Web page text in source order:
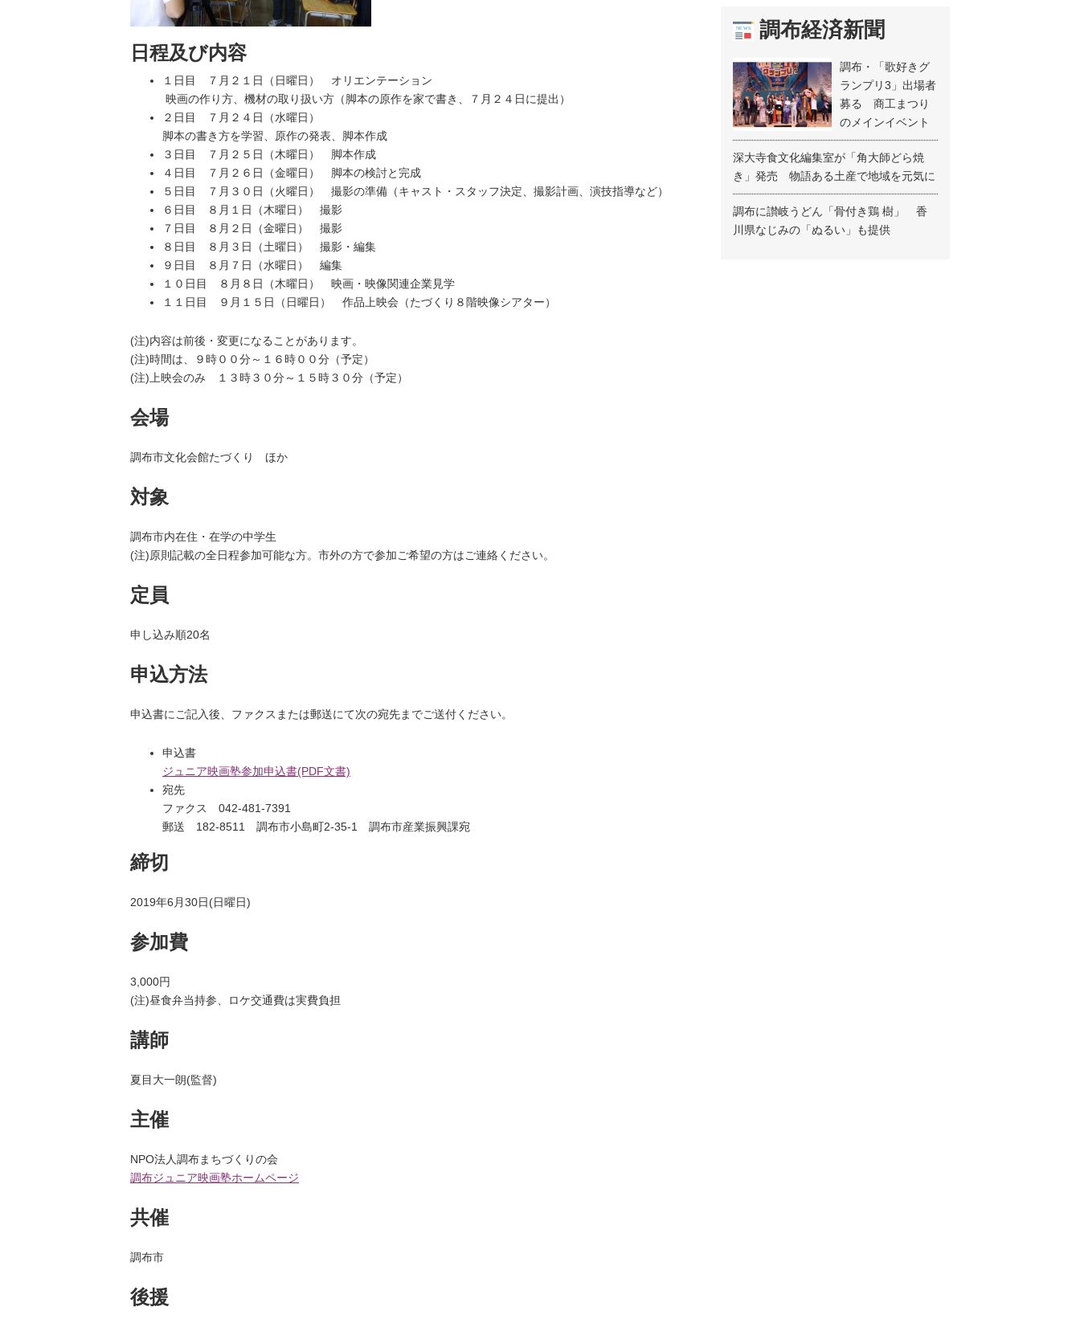
日程及び内容
１日目 ７月２１日（日曜日） オリエンテーション
映画の作り方、機材の取り扱い方 （脚本の原作を家で書き、７月２４日に提出）
２日目 ７月２４日（水曜日）
脚本の書き方を学習、原作の発表、脚本作成
３日目 ７月２５日（木曜日） 脚本作成
４日目 ７月２６日（金曜日） 脚本の検討と完成
５日目 ７月３０日（火曜日） 撮影の準備（キャスト・スタッフ決定、撮影計画、演技指導など）
６日目 ８月１日（木曜日） 撮影
７日目 ８月２日（金曜日） 撮影
８日目 ８月３日（土曜日） 撮影・編集
９日目 ８月７日（水曜日） 編集
１０日目 ８月８日（木曜日） 映画・映像関連企業見学
１１日目 ９月１５日（日曜日） 作品上映会（たづくり８階映像シアター）
(注)内容は前後・変更になることがあります。
(注)時間は、９時００分～１６時００分（予定）
(注)上映会のみ １３時３０分～１５時３０分（予定）
会場
調布市文化会館たづくり ほか
対象
調布市内在住・在学の中学生
(注)原則記載の全日程参加可能な方。市外の方で参加ご希望の方はご連絡ください。
定員
申し込み順20名
申込方法
申込書にご記入後、ファクスまたは郵送にて次の宛先までご送付ください。
申込書
ジュニア映画塾参加申込書(PDF文書)
宛先
ファクス 042-481-7391
郵送 182-8511 調布市小島町2-35-1 調布市産業振興課宛
締切
2019年6月30日(日曜日)
参加費
3,000円
(注)昼食弁当持参、ロケ交通費は実費負担
講師
夏目大一朗(監督)
主催
NPO法人調布まちづくりの会
調布ジュニア映画塾ホームページ
共催
調布市
後援
調布経済新聞
調布・「歌好きグ
ランプリ3」出場者
募る 商工まつり
のメインイベント
深大寺食文化編集室が「角大師どら焼
き」発売 物語ある土産で地域を元気に
調布に讃岐うどん「骨付き鶏 樹」 香
川県なじみの「ぬるい」も提供